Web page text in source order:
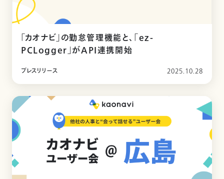
「カオナビ」の勤怠管理機能と、「ez-
PCLogger」がAPI連携開始
プレスリリース 2025.10.28